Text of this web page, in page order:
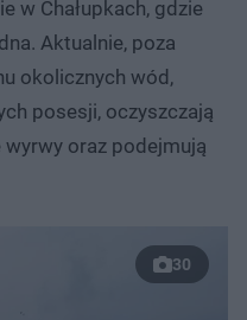
w Chałupkach, gdzie
Aktualnie, poza
okolicznych wód,
posesji, oczyszczają
oraz podejmują
30